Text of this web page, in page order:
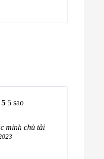
5 5 sao
minh chủ tài